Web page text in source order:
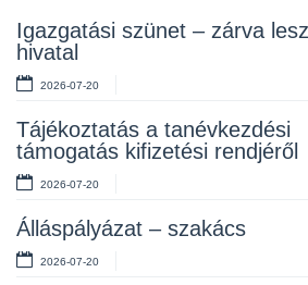
Igazgatási szünet – zárva
hivatal
2026-07-20
Tájékoztatás a tanévkezdési
támogatás kifizetési rendjéről
2026-07-20
Álláspályázat – szakács
2026-07-20
Rendelet kihirdetése
2026-07-10
Álláspályázat – takarító
2026-07-06